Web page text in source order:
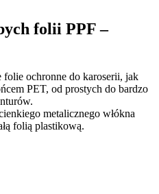
folii PPF –
ochronne do karoserii, jak
PET, od prostych do bardzo
metalicznego włókna
folią plastikową.